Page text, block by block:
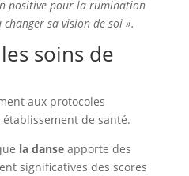
positive pour la rumination
sa vision de soi ».
soins de
aux protocoles
de santé.
la danseapporte des
significatives des scores